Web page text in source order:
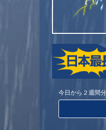
今日から２週間